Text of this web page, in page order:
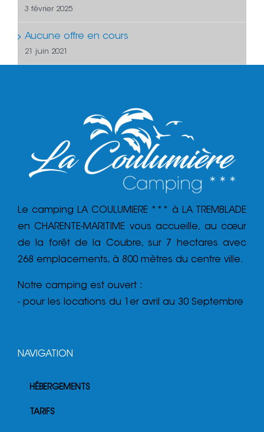
3 février 2025
Aucune offre en cours
21 juin 2021
Le camping LA COULUMIERE *** à LA TREMBLADE
en CHARENTE-MARITIME vous accueille, au cœur
de la forêt de la Coubre, sur 7 hectares avec
268 emplacements, à 800 mètres du centre ville.
Notre camping est ouvert :
- pour les locations du 1er avril au 30 Septembre
NAVIGATION
HÉBERGEMENTS
TARIFS